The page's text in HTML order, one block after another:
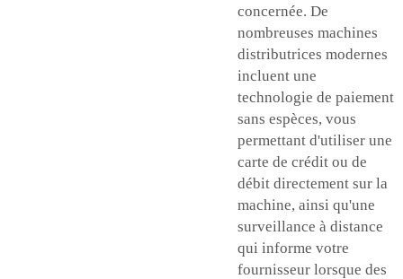
concernée. De
nombreuses machines
distributrices modernes
incluent une
technologie de paiement
sans espèces, vous
permettant d'utiliser une
carte de crédit ou de
débit directement sur la
machine, ainsi qu'une
surveillance à distance
qui informe votre
fournisseur lorsque des